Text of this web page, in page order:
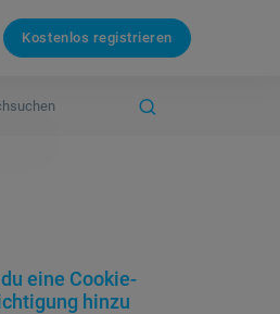
Kostenlos registrieren
eine Cookie-
hinzu